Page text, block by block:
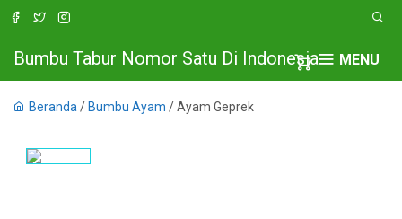
MENU
Bumbu Tabur Nomor Satu Di Indonesia
Beranda / Bumbu Ayam / Ayam Geprek